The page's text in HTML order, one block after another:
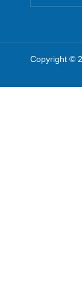
Copyright ©